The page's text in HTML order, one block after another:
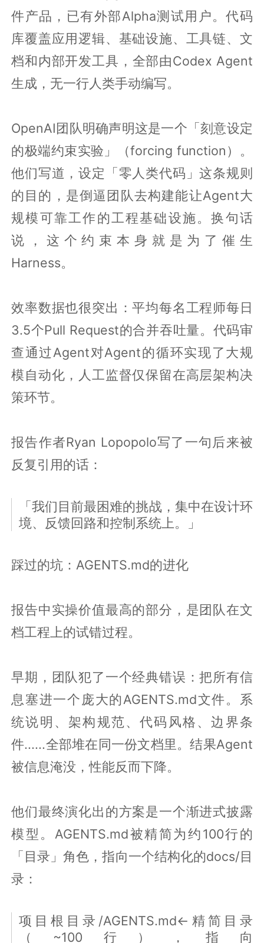
件产品，已有外部Alpha测试用户。代码
库覆盖应用逻辑、基础设施、工具链、文
档和内部开发工具，全部由Codex Agent
生成，无一行人类手动编写。
OpenAI团队明确声明这是一个「刻意设定
的极端约束实验」（forcing function）。
他们写道，设定「零人类代码」这条规则
的目的，是倒逼团队去构建能让Agent大
规模可靠工作的工程基础设施。换句话
说，这个约束本身就是为了催生
Harness。
效率数据也很突出：平均每名工程师每日
3.5个Pull Request的合并吞吐量。代码审
查通过Agent对Agent的循环实现了大规
模自动化，人工监督仅保留在高层架构决
策环节。
报告作者Ryan Lopopolo写了一句后来被
反复引用的话：
「我们目前最困难的挑战，集中在设计环
境、反馈回路和控制系统上。」
踩过的坑：AGENTS.md的进化
报告中实操价值最高的部分，是团队在文
档工程上的试错过程。
早期，团队犯了一个经典错误：把所有信
息塞进一个庞大的AGENTS.md文件。系
统说明、架构规范、代码风格、边界条
件......全部堆在同一份文档里。结果Agent
被信息淹没，性能反而下降。
他们最终演化出的方案是一个渐进式披露
模型。AGENTS.md被精简为约100行的
「目录」角色，指向一个结构化的docs/目
录：
项目根目录/AGENTS.md←精简目录
（~100行），指向